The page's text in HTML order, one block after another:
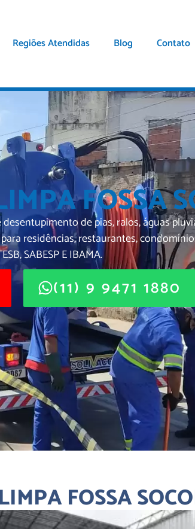
Regiões Atendidas Blog Contato
FOSSA
de pias, ralos, águas
residências, restaurantes,
SABESP E IBAMA.
(11) 9 9471 1880
FOSSA